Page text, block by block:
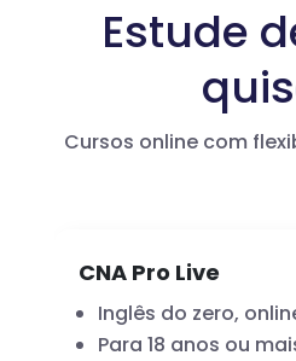
Estude
Cursos online com
CNA Pro Live
Inglês do zero,
Para 18 anos ou